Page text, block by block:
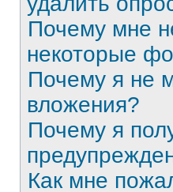
Почему мне
некоторые
Почему я не
вложения?
Почему я
Как мне